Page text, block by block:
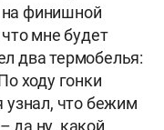
финишной
мне будет
два термобелья:
ходу гонки
узнал, что бежим
да ну, какой